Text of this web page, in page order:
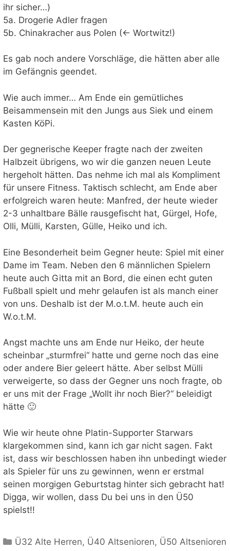
ihr sicher…)
5a. Drogerie Adler fragen
5b. Chinakracher aus Polen (<- Wortwitz!)
Es gab noch andere Vorschläge, die hätten aber alle
im Gefängnis geendet.
Wie auch immer… Am Ende ein gemütliches
Beisammensein mit den Jungs aus Siek und einem
Kasten KöPi.
Der gegnerische Keeper fragte nach der zweiten
Halbzeit übrigens, wo wir die ganzen neuen Leute
hergeholt hätten. Das nehme ich mal als Kompliment
für unsere Fitness. Taktisch schlecht, am Ende aber
erfolgreich waren heute: Manfred, der heute wieder
2-3 unhaltbare Bälle rausgefischt hat, Gürgel, Hofe,
Olli, Mülli, Karsten, Gülle, Heiko und ich.
Eine Besonderheit beim Gegner heute: Spiel mit einer
Dame im Team. Neben den 6 männlichen Spielern
heute auch Gitta mit an Bord, die einen echt guten
Fußball spielt und mehr gelaufen ist als manch einer
von uns. Deshalb ist der M.o.t.M. heute auch ein
W.o.t.M.
Angst machte uns am Ende nur Heiko, der heute
scheinbar „sturmfrei“ hatte und gerne noch das eine
oder andere Bier geleert hätte. Aber selbst Mülli
verweigerte, so dass der Gegner uns noch fragte, ob
er uns mit der Frage „Wollt ihr noch Bier?“ beleidigt
hätte 🙂
Wie wir heute ohne Platin-Supporter Starwars
klargekommen sind, kann ich gar nicht sagen. Fakt
ist, dass wir beschlossen haben ihn unbedingt wieder
als Spieler für uns zu gewinnen, wenn er erstmal
seinen morgigen Geburtstag hinter sich gebracht hat!
Digga, wir wollen, dass Du bei uns in den Ü50
spielst!!
Kategorien
Ü32 Alte Herren, Ü40 Altsenioren, Ü50 Altsenioren